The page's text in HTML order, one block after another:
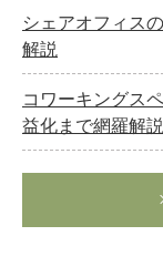
シェアオフィス
解説
コワーキングス
益化まで網羅解説